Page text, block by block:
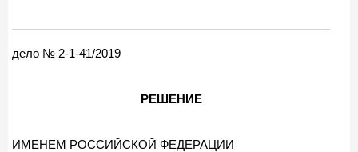
дело № 2-1-41/2019
РЕШЕНИЕ
ИМЕНЕМ РОССИЙСКОЙ ФЕДЕРАЦИИ